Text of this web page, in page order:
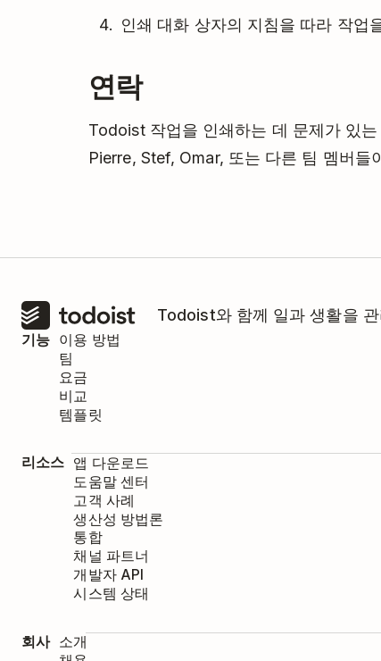
인쇄 대화 상자의 지침을 따라 작업
연락
Todoist 작업을 인쇄하는 데 문제가 있
Pierre, Stef, Omar, 또는 다른 팀 멤버들
Todoist와 함께 일과 생활을
기능 이용 방법
팀
요금
비교
템플릿
리소스 앱 다운로드
도움말 센터
고객 사례
생산성 방법론
통합
채널 파트너
개발자 API
시스템 상태
회사 소개